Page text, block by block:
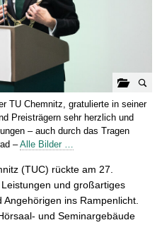
G
a
l
e
TU Chemnitz, gratulierte in seiner
Preisträgern sehr herzlich und
– auch durch das Tragen
–Alle Bilder …
(TUC) rückte am 27.
und großartiges
ins Rampenlicht.
und Seminargebäude